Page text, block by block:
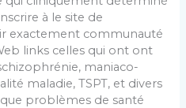
à le site de
exactement communauté
links celles qui ont ont
maniaco-
maladie, TSPT, et divers
problèmes de santé